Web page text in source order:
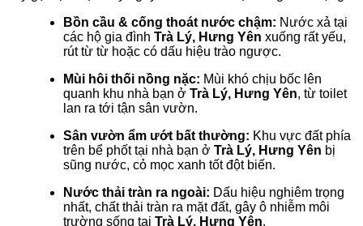
Bồn cầu & cống thoát nước chậm: Nước xả tại
các hộ gia đình Trà Lý, Hưng Yên xuống rất yếu,
rút từ từ hoặc có dấu hiệu trào ngược.
Mùi hôi thối nồng nặc: Mùi khó chịu bốc lên
quanh khu nhà bạn ở Trà Lý, Hưng Yên, từ toilet
lan ra tới tận sân vườn.
Sân vườn ẩm ướt bất thường: Khu vực đất phía
trên bể phốt tại nhà bạn ở Trà Lý, Hưng Yên bị
sũng nước, cỏ mọc xanh tốt đột biến.
Nước thải tràn ra ngoài: Dấu hiệu nghiêm trọng
nhất, chất thải tràn ra mặt đất, gây ô nhiễm môi
trường sống tại Trà Lý, Hưng Yên.